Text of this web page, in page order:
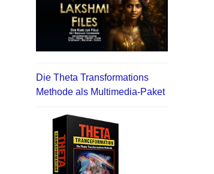
Die Theta Transformations
Methode als Multimedia-Paket